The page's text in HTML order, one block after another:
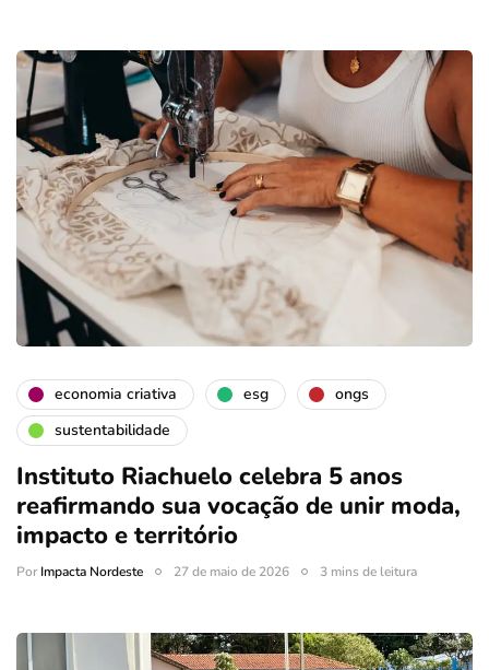
economia criativa esg
ongs
sustentabilidade
Instituto Riachuelo celebra 5 anos
reafirmando sua vocação de unir moda,
impacto e território
PorImpacta Nordeste 27 de maio de 2026 3 mins de leitura